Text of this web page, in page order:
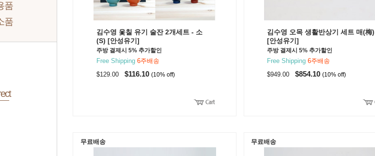
품
품
김수영 옻칠 유기 술잔 2개세트 - 소
(S) [안성유기]
주방 결제시 5% 추가할인
Free Shipping 6주배송
$129.00 $116.10 (10% off)
김수영 오목 생활반상기 세트 매(梅)
[안성유기]
주방 결제시 5% 추가할인
Free Shipping 6주배송
$949.00$854.10(10% off)
무료배송 무료배송